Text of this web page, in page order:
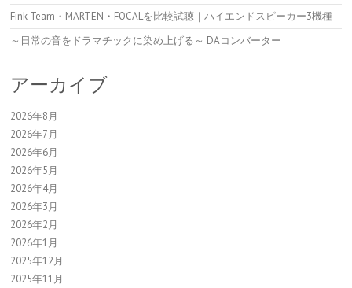
Fink Team・MARTEN・FOCALを比較試聴｜ハイエンドスピーカー3機種
～日常の音をドラマチックに染め上げる～ DAコンバーター
アーカイブ
2026年8月
2026年7月
2026年6月
2026年5月
2026年4月
2026年3月
2026年2月
2026年1月
2025年12月
2025年11月